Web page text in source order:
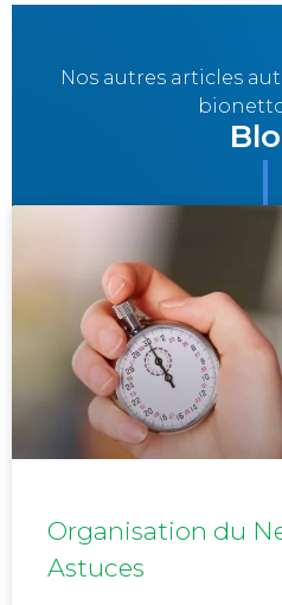
Nos autres articles
Organisation du
Astuces